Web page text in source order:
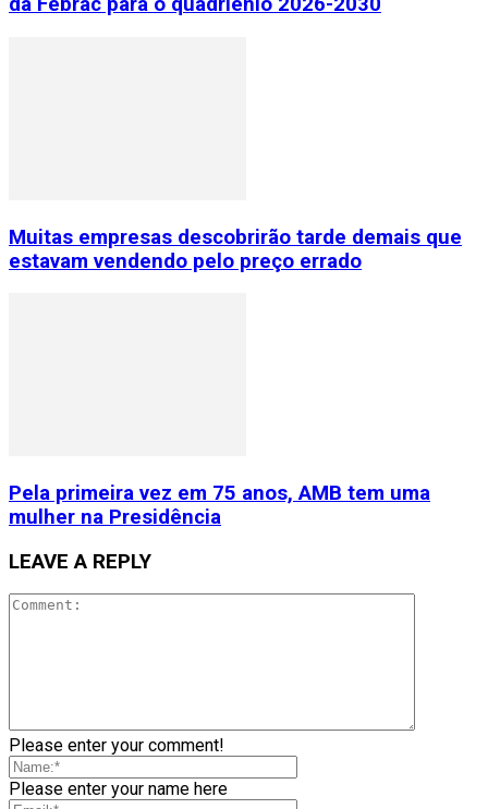
Muitas empresas descobrirão tarde demais que
estavam vendendo pelo preço errado
Pela primeira vez em 75 anos, AMB tem uma
mulher na Presidência
LEAVE A REPLY
Please enter your comment!
Please enter your name here